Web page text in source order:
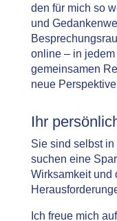
den für mich so
und
online – in
gemeinsamen
neue
Ihr
Sie sind selbst
suchen eine
Wirksamkeit und
Ich freue mich